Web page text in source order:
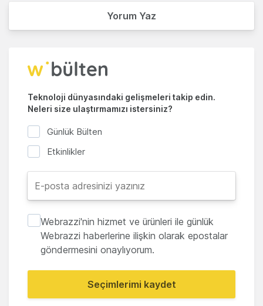
Yorum Yaz
Teknoloji dünyasındaki gelişmeleri takip edin.
Neleri size ulaştırmamızı istersiniz?
Günlük Bülten
Etkinlikler
Webrazzi'nin hizmet ve ürünleri ile günlük
Webrazzi haberlerine ilişkin olarak epostalar
göndermesini onaylıyorum.
Seçimlerimi kaydet